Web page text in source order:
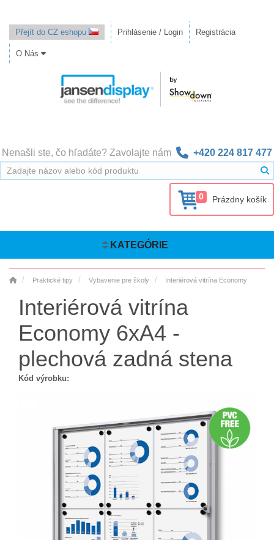
Přejít do CZ eshopu Prihlásenie / Login Registrácia
O Nás
Nenašli ste, čo hľadáte? Zavolajte nám +420 224 817 477
0 Prázdny košík
KATEGÓRIE
Praktické tipy Vybavenie pre školy Interiérová vitrína Economy
Interiérová vitrína
Economy 6xA4 -
plechová zadná stena
Kód výrobku: